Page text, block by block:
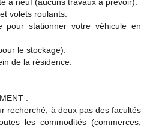
volets roulants.
pour stationner votre véhicule en
le stockage).
de la résidence.
:
recherché, à deux pas des facultés
les commodités (commerces,